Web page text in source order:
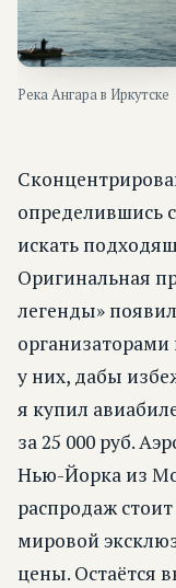
Река Ангара в Иркутске
определившись
искать
Оригинальная
легенды»
организаторами
у них, дабы
я купил
за 25 000 руб.
Нью-Йорка из
распродаж
мировой
цены. Остаётся